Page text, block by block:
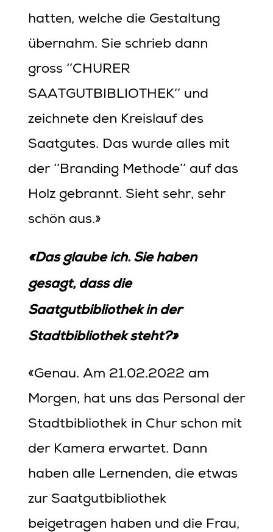
hatten, welche die Gestaltung
übernahm. Sie schrieb dann
gross ‘’CHURER
SAATGUTBIBLIOTHEK’’ und
zeichnete den Kreislauf des
Saatgutes. Das wurde alles mit
der ‘’Branding Methode’’ auf das
Holz gebrannt. Sieht sehr, sehr
schön aus.»
«Das glaube ich. Sie haben
gesagt, dass die
Saatgutbibliothek in der
Stadtbibliothek steht?»
«Genau. Am 21.02.2022 am
Morgen, hat uns das Personal der
Stadtbibliothek in Chur schon mit
der Kamera erwartet. Dann
haben alle Lernenden, die etwas
zur Saatgutbibliothek
beigetragen haben und die Frau,